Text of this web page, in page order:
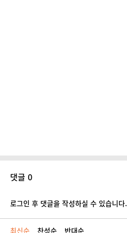
댓글 0
로그인 후 댓글을 작성하실 수 있습니다.
최신순 찬성순 반대순